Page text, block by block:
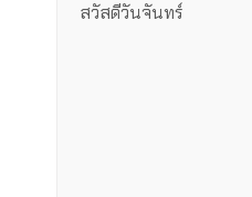
สวัสดีวันจันทร์